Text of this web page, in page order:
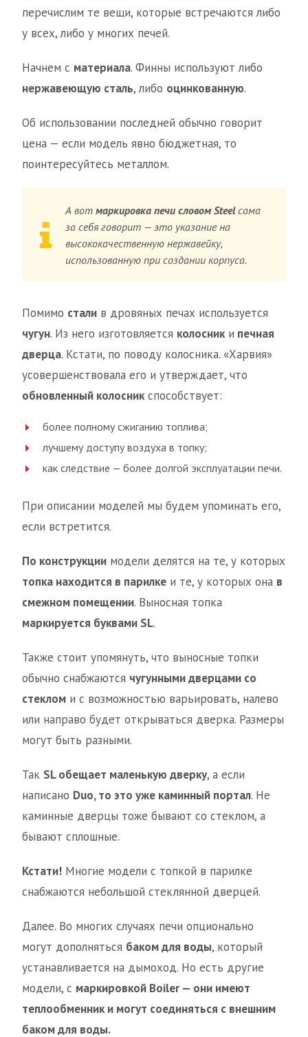
перечислим те вещи, которые встречаются либо
у всех, либо у многих печей.
Начнем с материала. Финны используют либо
нержавеющую сталь, либо оцинкованную.
Об использовании последней обычно говорит
цена — если модель явно бюджетная, то
поинтересуйтесь металлом.
А вотмаркировка печи словом Steelсама
за себя говорит — это указание на
высококачественную нержавейку,
использованную при создании корпуса.
Помимо стали в дровяных печах используется
чугун. Из него изготовляется колосники печная
дверца. Кстати, по поводу колосника. «Харвия»
усовершенствовала его и утверждает, что
обновленный колосникспособствует:
более полному сжиганию топлива;
лучшему доступу воздуха в топку;
как следствие — более долгой эксплуатации печи.
При описании моделей мы будем упоминать его,
если встретится.
По конструкции модели делятся на те, у которых
топка находится в парилке и те, у которых она в
смежном помещении. Выносная топка
маркируется буквами SL.
Также стоит упомянуть, что выносные топки
обычно снабжаются чугунными дверцами со
стеклом и с возможностью варьировать, налево
или направо будет открываться дверка. Размеры
могут быть разными.
Так SL обещает маленькую дверку, а если
написано Duo, то это уже каминный портал. Не
каминные дверцы тоже бывают со стеклом, а
бывают сплошные.
Кстати! Многие модели с топкой в парилке
снабжаются небольшой стеклянной дверцей.
Далее. Во многих случаях печи опционально
могут дополняться баком для воды, который
устанавливается на дымоход. Но есть другие
модели, с маркировкой Boiler — они имеют
теплообменник и могут соединяться с внешним
баком для воды.